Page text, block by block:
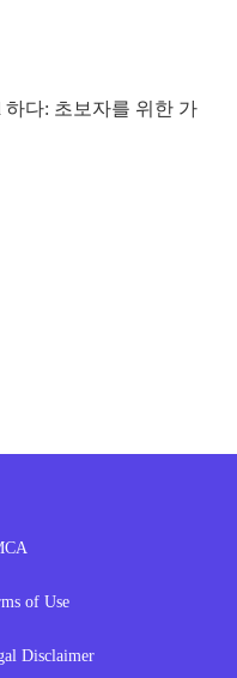
하다: 초보자를 위한 가
of Use
Disclaimer